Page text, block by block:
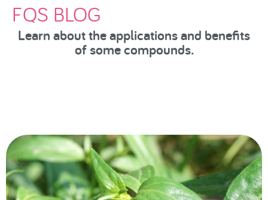
FQS BLOG
Learn about the applications and benefits
of some compounds.